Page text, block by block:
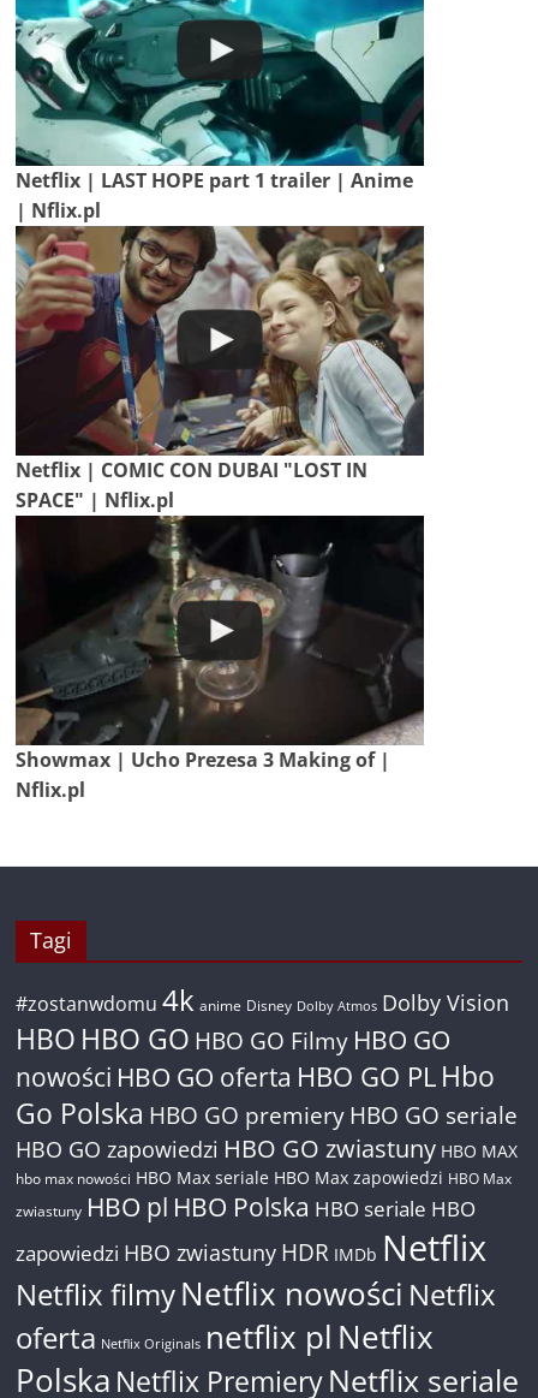
Netflix | LAST HOPE part 1 trailer | Anime
| Nflix.pl
Netflix | COMIC CON DUBAI "LOST IN
SPACE" | Nflix.pl
Showmax | Ucho Prezesa 3 Making of |
Nflix.pl
Tagi
#zostanwdomu 4k anime Disney Dolby Atmos Dolby Vision
HBO HBO GO HBO GO Filmy HBO GO
nowości HBO GO oferta HBO GO PL Hbo
Go Polska HBO GO premiery HBO GO seriale
HBO GO zapowiedzi HBO GO zwiastuny HBO MAX
hbo max nowości HBO Max seriale HBO Max zapowiedzi HBO Max
zwiastuny HBO pl HBO Polska HBO seriale HBO
zapowiedzi HBO zwiastuny HDR IMDb Netflix
Netflix filmyNetflix nowości Netflix
oferta Netflix Originals netflix pl Netflix
Polska Netflix PremieryNetflix seriale